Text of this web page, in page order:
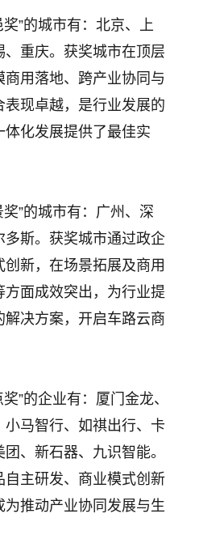
”的城市有：北京、上
重庆。获奖城市在顶层
用落地、跨产业协同与
现卓越，是行业发展的
化发展提供了最佳实
”的城市有：广州、深
斯。获奖城市通过政企
新，在场景拓展及商用
面成效突出，为行业提
决方案，开启车路云商
”的企业有：厦门金龙、
马智行、如祺出行、卡
、新石器、九识智能。
自主研发、商业模式创新
推动产业协同发展与生